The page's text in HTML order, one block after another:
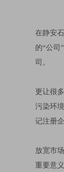
在静安
的“公司
司。
更让很
污染环
记注册
放宽市
重要意